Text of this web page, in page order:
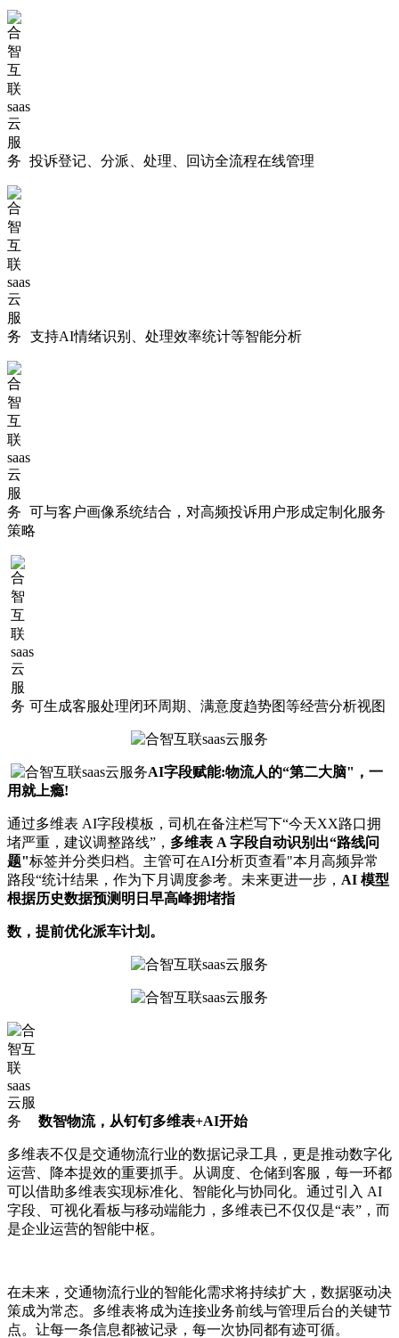
投诉登记、分派、处理、回访全流程在线管理
支持AI情绪识别、处理效率统计等智能分析
可与客户画像系统结合，对高频投诉用户形成定制化服务
策略
可生成客服处理闭环周期、满意度趋势图等经营分析视图
AI字段赋能:物流人的“第二大脑"，一
用就上瘾!
通过多维表 AI字段模板，司机在备注栏写下“今天XX路口拥
堵严重，建议调整路线”， 多维表 A 字段自动识别出“路线问
题"标签并分类归档。主管可在AI分析页查看"本月高频异常
路段“统计结果，作为下月调度参考。未来更进一步， AI 模型
根据历史数据预测明日早高峰拥堵指
数，提前优化派车计划。
数智物流，从钉钉多维表+AI开始
多维表不仅是交通物流行业的数据记录工具，更是推动数字化
运营、降本提效的重要抓手。从调度、仓储到客服，每一环都
可以借助多维表实现标准化、智能化与协同化。通过引入 AI
字段、可视化看板与移动端能力，多维表已不仅仅是“表”，而
是企业运营的智能中枢。
在未来，交通物流行业的智能化需求将持续扩大，数据驱动决
策成为常态。多维表将成为连接业务前线与管理后台的关键节
点。让每一条信息都被记录，每一次协同都有迹可循。